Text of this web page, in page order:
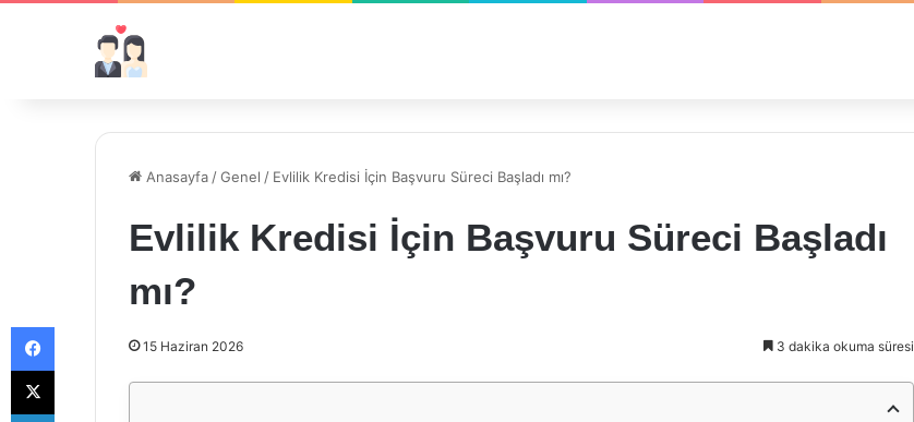
Anasayfa /Genel / Evlilik Kredisi İçin Başvuru Süreci Başladı mı?
Evlilik Kredisi İçin Başvuru Süreci Başladı
mı?
15 Haziran 2026 3 dakika okuma süresi
Facebook
X
LinkedIn